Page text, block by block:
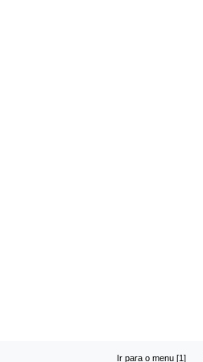
Ir para o menu [1]